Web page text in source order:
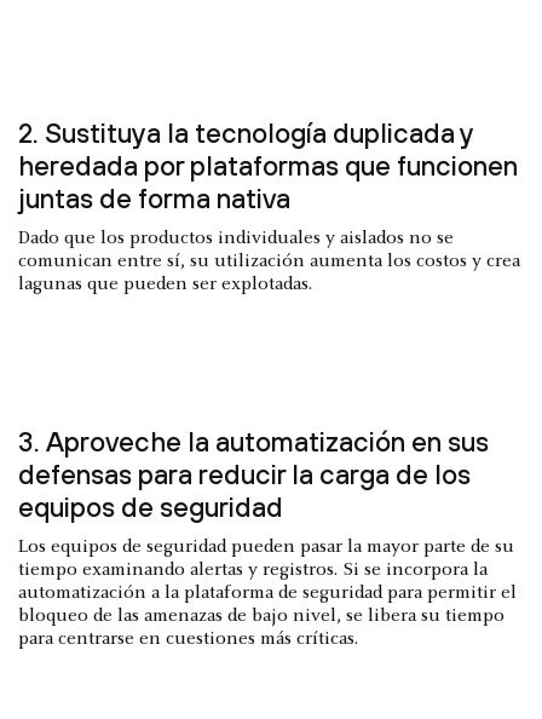
2. Sustituya la tecnología duplicada y
heredada por plataformas que funcionen
juntas de forma nativa
Dado que los productos individuales y aislados no se
comunican entre sí, su utilización aumenta los costos y crea
lagunas que pueden ser explotadas.
3. Aproveche la automatización en sus
defensas para reducir la carga de los
equipos de seguridad
Los equipos de seguridad pueden pasar la mayor parte de su
tiempo examinando alertas y registros. Si se incorpora la
automatización a la plataforma de seguridad para permitir el
bloqueo de las amenazas de bajo nivel, se libera su tiempo
para centrarse en cuestiones más críticas.